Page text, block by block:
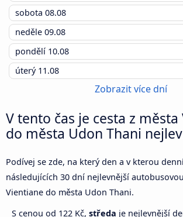
sobota 08.08
neděle 09.08
pondělí 10.08
úterý 11.08
Zobrazit více dní
V tento čas je cesta z
do města Udon Thani
Podívej se zde, na který den a v kterou
následujících 30 dní nejlevnější
Vientiane do města Udon Thani.
S cenou od 122 Kč, středa je nejlevnější